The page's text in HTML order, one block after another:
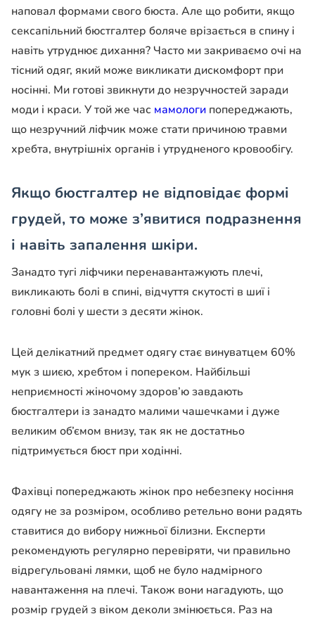
наповал формами свого бюста. Але що робити, якщо
сексапільний бюстгалтер боляче врізається в спину і
навіть утруднює дихання? Часто ми закриваємо очі на
тісний одяг, який може викликати дискомфорт при
носінні. Ми готові звикнути до незручностей заради
моди і краси. У той же час мамологи попереджають,
що незручний ліфчик може стати причиною травми
хребта, внутрішніх органів і утрудненого кровообігу.
Якщо бюстгалтер не відповідає формі
грудей, то може з’явитися подразнення
і навіть запалення шкіри.
Занадто тугі ліфчики перенавантажують плечі,
викликають болі в спині, відчуття скутості в шиї і
головні болі у шести з десяти жінок.
Цей делікатний предмет одягу стає винуватцем 60%
мук з шиєю, хребтом і попереком. Найбільші
неприємності жіночому здоров’ю завдають
бюстгалтери із занадто малими чашечками і дуже
великим об’ємом внизу, так як не достатньо
підтримується бюст при ходінні.
Фахівці попереджають жінок про небезпеку носіння
одягу не за розміром, особливо ретельно вони радять
ставитися до вибору нижньої білизни. Експерти
рекомендують регулярно перевіряти, чи правильно
відрегульовані лямки, щоб не було надмірного
навантаження на плечі. Також вони нагадують, що
розмір грудей з віком деколи змінюється. Раз на